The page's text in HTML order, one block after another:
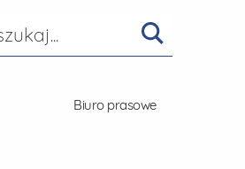
Biuro prasowe